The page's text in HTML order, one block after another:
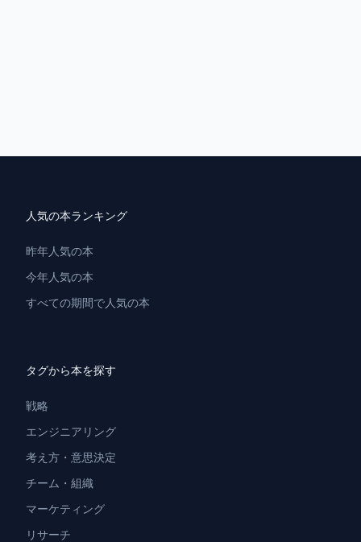
人気の本ランキング
昨年人気の本
今年人気の本
すべての期間で人気の本
タグから本を探す
戦略
エンジニアリング
考え方・意思決定
チーム・組織
マーケティング
リサーチ